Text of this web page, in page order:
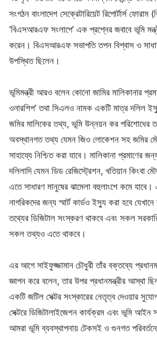
সংগঠন বাংলাদেশ সেক্রেটারিয়েট রিপোর্টার্স
‘বিএসআরএফ সংলাপে’ এক প্রশ্নের জবাবে ভূমি
করেন। বিএসআরএফ সভাপতি তপন বিশ্বাস ও
উপস্থিত ছিলেন।
ভূমিমন্ত্রী আরও বলেন কোনো জামির মালিকানার
ওনারশিপ’ তথা সিএলও নামক একটি মাত্র দলিল
জমির মালিকের তথ্য, ভূমি উন্নয়ন কর পরিশোধের
অবস্থানগত তথ্য যেমন জিও লোকেশন সহ জমির
সাহায্যে নিশ্চিত করা যাবে। মালিকানা প্রমাণের
দলিলাদি যেমন ডিড রেজিস্ট্রেশন, খতিয়ান কিংবা
এতে সাধারণ মানুষের ঝামেলা বহুলাংশে কমে
নাগরিকদের জন্য স্মার্ট কার্ডও ইস্যু করা হবে যেখানে
তথ্যের ডিজিটাল সংস্করণ থাকবে এবং সকল
সকল তথ্যও এতে থাকবে।
এর আগে সাইফুজ্জামান চৌধুরী তাঁর বক্তব্যে
জ্ঞাপন করে বলেন, তার উপর প্রধানমন্ত্রীর আস্থা
একটি জটিল সেক্টর সংস্কারের নেতৃত্ব দেওয়ার
সেক্টরে ডিজিটালাইজেশন কার্যক্রম এবং ভূমি
আমরা ভূমি ব্যবস্থাপনায় টেকসই ও গুনগত